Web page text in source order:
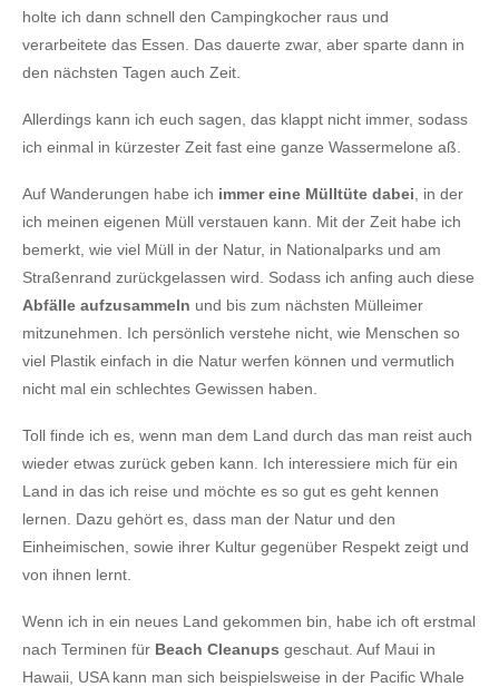
holte ich dann schnell den Campingkocher raus und
verarbeitete das Essen. Das dauerte zwar, aber sparte dann in
den nächsten Tagen auch Zeit.
Allerdings kann ich euch sagen, das klappt nicht immer, sodass
ich einmal in kürzester Zeit fast eine ganze Wassermelone aß.
Auf Wanderungen habe ich immer eine Mülltüte dabei , in der
ich meinen eigenen Müll verstauen kann. Mit der Zeit habe ich
bemerkt, wie viel Müll in der Natur, in Nationalparks und am
Straßenrand zurückgelassen wird. Sodass ich anfing auch diese
Abfälle aufzusammeln und bis zum nächsten Mülleimer
mitzunehmen. Ich persönlich verstehe nicht, wie Menschen so
viel Plastik einfach in die Natur werfen können und vermutlich
nicht mal ein schlechtes Gewissen haben.
Toll finde ich es, wenn man dem Land durch das man reist auch
wieder etwas zurück geben kann. Ich interessiere mich für ein
Land in das ich reise und möchte es so gut es geht kennen
lernen. Dazu gehört es, dass man der Natur und den
Einheimischen, sowie ihrer Kultur gegenüber Respekt zeigt und
von ihnen lernt.
Wenn ich in ein neues Land gekommen bin, habe ich oft erstmal
nach Terminen für Beach Cleanups geschaut. Auf Maui in
Hawaii, USA kann man sich beispielsweise in der Pacific Whale